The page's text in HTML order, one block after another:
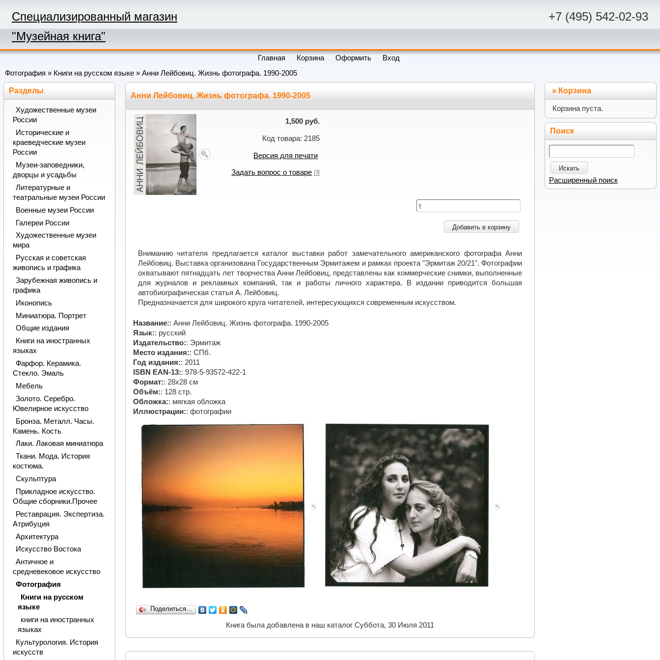
Специализированный магазин
"Музейная книга"
+7 (495) 542-02-93
Главная Корзина Оформить
Вход
Фотография » Книги на русском языке » Анни Лейбовиц. Жизнь фотографа. 1990-2005
Анни Лейбовиц. Жизнь фотографа. 1990-2005
1,500 руб.
Код товара: 2185
Версия для печати
Задать вопрос о товаре
Добавить в корзину
Вниманию читателя предлагается каталог выставки работ замечательного американского фотографа Анни
Лейбовиц. Выставка организована Государственным Эрмитажем и рамках проекта "Эрмитаж 20/21". Фотографии
охватывают пятнадцать лет творчества Анни Лейбовиц, представлены как коммерческие снимки, выполненные
для журналов и рекламных компаний, так и работы личного характера. В издании приводится большая
автобиографическая статья А. Лейбовиц.
Предназначается для широкого круга читателей, интересующихся современным искусством.
Название:: Анни Лейбовиц. Жизнь фотографа. 1990-2005
Язык:: русский
Издательство:: Эрмитаж
Место издания:: СПб.
Год издания:: 2011
ISBN EAN-13:: 978-5-93572-422-1
Формат:: 28х28 см
Объём:: 128 стр.
Обложка:: мягкая обложка
Иллюстрации:: фотографии
Поделиться…
Книга была добавлена в наш каталог Суббота, 30 Июля 2011
Разделы
Художественные музеи
России
Исторические и
краеведческие музеи
России
Музеи-заповедники,
дворцы и усадьбы
Литературные и
театральные музеи России
Военные музеи России
Галереи России
Художественные музеи
мира
Русская и советская
живопись и графика
Зарубежная живопись и
графика
Иконопись
Миниатюра. Портрет
Общие издания
Книги на иностранных
языках
Фарфор. Керамика.
Стекло. Эмаль
Мебель
Золото. Серебро.
Ювелирное искусство
Бронза. Металл. Часы.
Камень. Кость
Лаки. Лаковая миниатюра
Ткани. Мода. История
костюма.
Скульптура
Прикладное искусство.
Общие сборники.Прочее
Реставрация. Экспертиза.
Атрибуция
Архитектура
Искусство Востока
Античное и
средневековое искусство
Фотография
Книги на русском
языке
книги на иностранных
языках
Культурология. История
искусств
» Корзина
Корзина пуста.
Поиск
Искать
Расширенный поиск